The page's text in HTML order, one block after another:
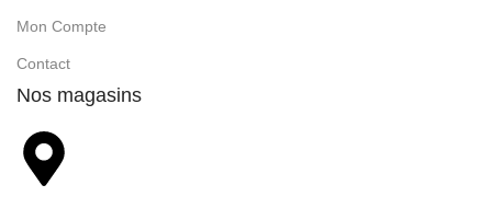
Mon Compte
Contact
Nos magasins